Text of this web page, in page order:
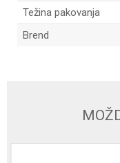
Težina pakovanja
Brend